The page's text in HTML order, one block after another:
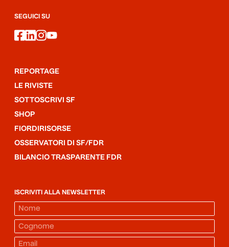
SEGUICI SU
facebook
linkedin
instagram
youtube
REPORTAGE
LE RIVISTE
SOTTOSCRIVI SF
SHOP
FIORDIRISORSE
OSSERVATORI DI SF/FDR
BILANCIO TRASPARENTE FDR
ISCRIVITI ALLA NEWSLETTER